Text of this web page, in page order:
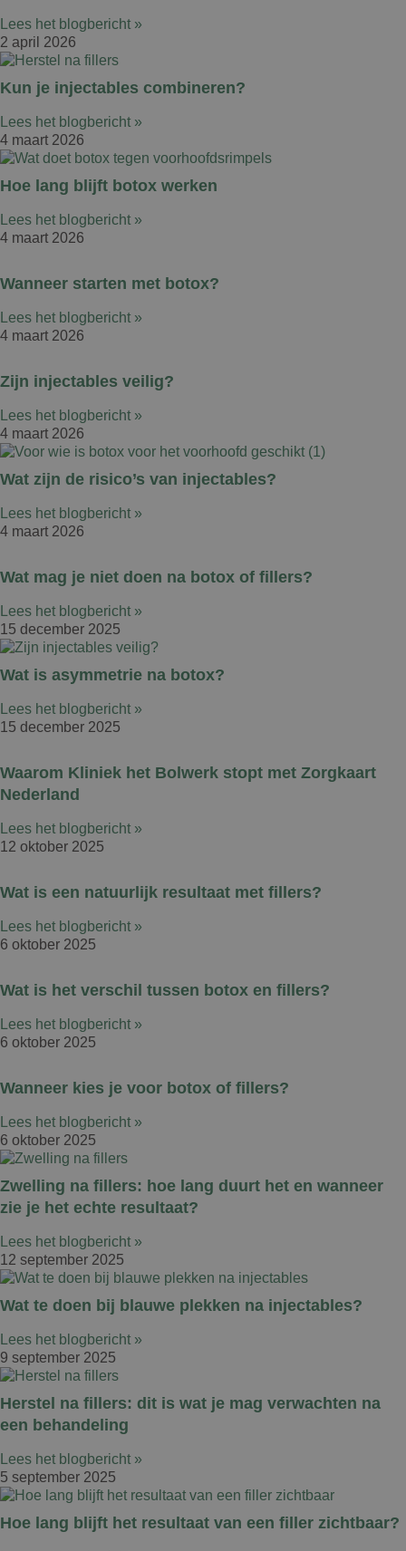
Lees het blogbericht »
2 april 2026
Kun je injectables combineren?
Lees het blogbericht »
4 maart 2026
Hoe lang blijft botox werken
Lees het blogbericht »
4 maart 2026
Wanneer starten met botox?
Lees het blogbericht »
4 maart 2026
Zijn injectables veilig?
Lees het blogbericht »
4 maart 2026
Wat zijn de risico’s van injectables?
Lees het blogbericht »
4 maart 2026
Wat mag je niet doen na botox of fillers?
Lees het blogbericht »
15 december 2025
Wat is asymmetrie na botox?
Lees het blogbericht »
15 december 2025
Waarom Kliniek het Bolwerk stopt met Zorgkaart
Nederland
Lees het blogbericht »
12 oktober 2025
Wat is een natuurlijk resultaat met fillers?
Lees het blogbericht »
6 oktober 2025
Wat is het verschil tussen botox en fillers?
Lees het blogbericht »
6 oktober 2025
Wanneer kies je voor botox of fillers?
Lees het blogbericht »
6 oktober 2025
Zwelling na fillers: hoe lang duurt het en wanneer
zie je het echte resultaat?
Lees het blogbericht »
12 september 2025
Wat te doen bij blauwe plekken na injectables?
Lees het blogbericht »
9 september 2025
Herstel na fillers: dit is wat je mag verwachten na
een behandeling
Lees het blogbericht »
5 september 2025
Hoe lang blijft het resultaat van een filler zichtbaar?